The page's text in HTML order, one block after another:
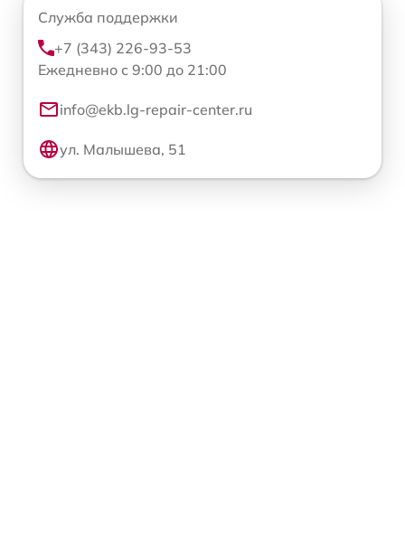
Служба поддержки
+7 (343) 226-93-53
Ежедневно с 9:00 до 21:00
info@ekb.lg-repair-center.ru
ул. Малышева, 51